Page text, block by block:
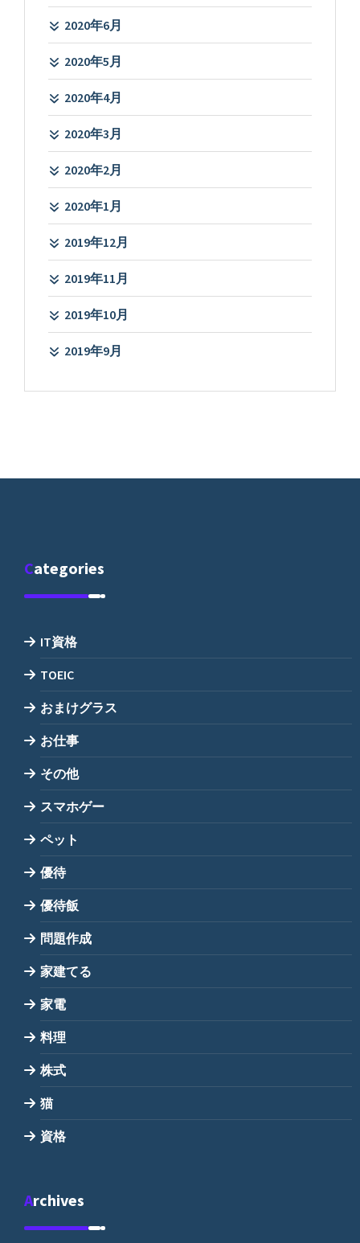
2020年6月
2020年5月
2020年4月
2020年3月
2020年2月
2020年1月
2019年12月
2019年11月
2019年10月
2019年9月
Categories
IT資格
TOEIC
おまけグラス
お仕事
その他
スマホゲー
ペット
優待
優待飯
問題作成
家建てる
家電
料理
株式
猫
資格
Archives